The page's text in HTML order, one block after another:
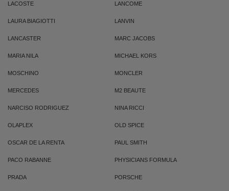
LACOSTE LANCOME
LAURA BIAGIOTTI LANVIN
LANCASTER MARC JACOBS
MARIA NILA MICHAEL KORS
MOSCHINO MONCLER
MERCEDES M2 BEAUTE
NARCISO RODRIGUEZ NINA RICCI
OLAPLEX OLD SPICE
OSCAR DE LA RENTA PAUL SMITH
PACO RABANNE PHYSICIANS FORMULA
PRADA PORSCHE